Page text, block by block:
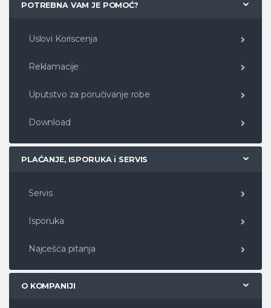
POTREBNA VAM JE POMOĆ?
Uslovi Koriscenja
Reklamacije
Uputstvo za poručivanje robe
Download
PLAĆANJE, ISPORUKA i SERVIS
Servis
Isporuka
Najcešća pitanja
O KOMPANIJI